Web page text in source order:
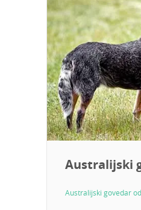
Australijski
Australijski govedar